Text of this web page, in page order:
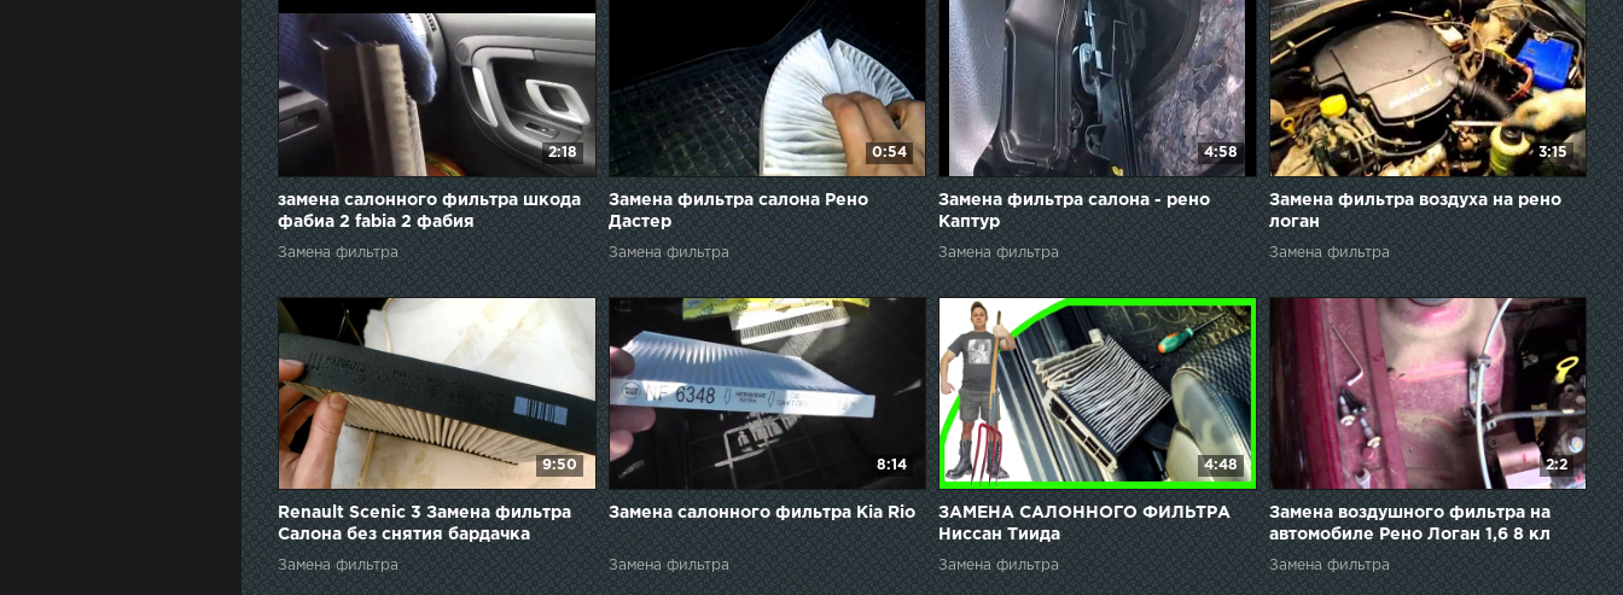
2:18
замена салонного фильтра шкода
фабиа 2 fabia 2 фабия
Замена фильтра
0:54
Замена фильтра салона Рено
Дастер
Замена фильтра
4:58
Замена фильтра салона - рено
Каптур
Замена фильтра
3:15
Замена фильтра воздуха на рено
логан
Замена фильтра
9:50
Renault Scenic 3 Замена фильтра
Салона без снятия бардачка
Замена фильтра
8:14
Замена салонного фильтра Kia Rio
Замена фильтра
4:48
ЗАМЕНА САЛОННОГО ФИЛЬТРА
Ниссан Тиида
Замена фильтра
2:2
Замена воздушного фильтра на
автомобиле Рено Логан 1,6 8 кл
2013г
Замена фильтра